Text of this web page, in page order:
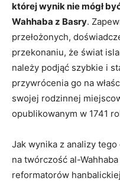
której wynik nie mógł
Wahhaba z Basry.
przełożonych,
przekonaniu, że świat
należy podjąć szybkie i
przywrócenia go na
swojej rodzinnej
opublikowanym w 1741
Jak wynika z analizy
na twórczość al-
reformatorów